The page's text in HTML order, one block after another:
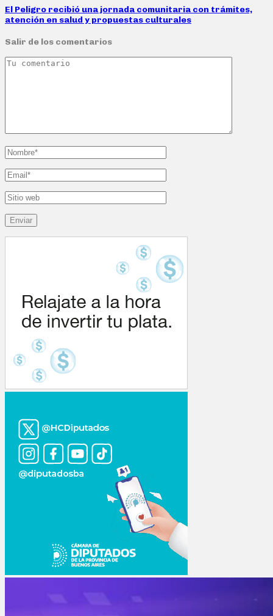
El Peligro recibió una jornada comunitaria con trámites,
atención en salud y propuestas culturales
Salir de los comentarios